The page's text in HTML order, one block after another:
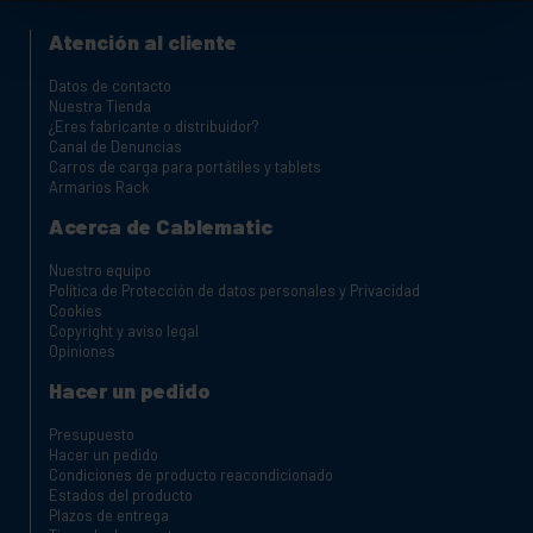
Atención al cliente
Datos de contacto
Nuestra Tienda
¿Eres fabricante o distribuidor?
Canal de Denuncias
Carros de carga para portátiles y tablets
Armarios Rack
Acerca de Cablematic
Nuestro equipo
Política de Protección de datos personales y Privacidad
Cookies
Copyright y aviso legal
Opiniones
Hacer un pedido
Presupuesto
Hacer un pedido
Condiciones de producto reacondicionado
Estados del producto
Plazos de entrega